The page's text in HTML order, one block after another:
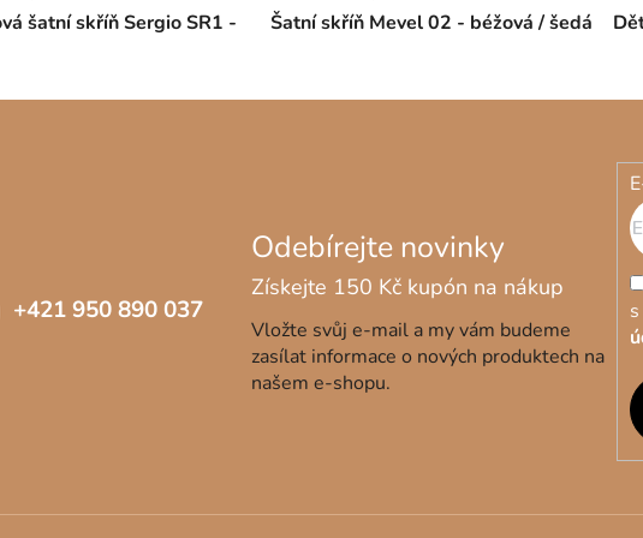
šatní skříň Sergio SR1 -
Šatní skříň Mevel 02 - béžová / šedá
+421 950 890 037
Vložte svůj e-mail a my vám budeme
zasílat informace o nových produktech na
našem e-shopu.
s